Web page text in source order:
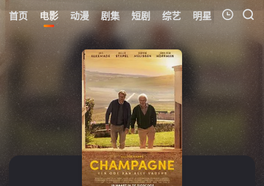
首页 电影 动漫 剧集 短剧 综艺 明星 周表
我的观影记录
暂无观看影片的记录